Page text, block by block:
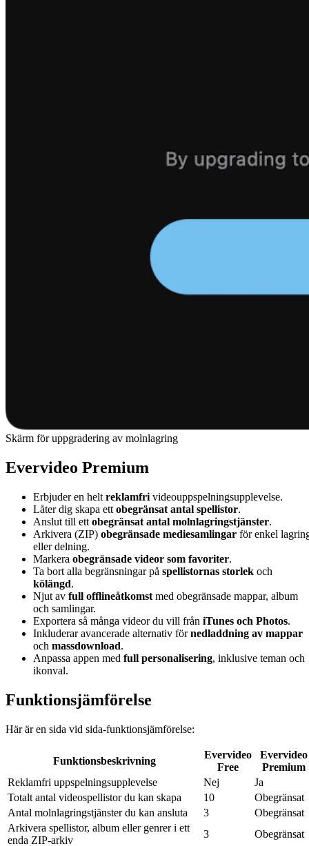
Skärm för uppgradering av molnlagring
Evervideo Premium
Erbjuder en helt reklamfri videouppspelningsupplevelse.
Låter dig skapa ett obegränsat antal spellistor.
Anslut till ett obegränsat antal molnlagringstjänster.
Arkivera (ZIP) obegränsade mediesamlingar för enkel
eller delning.
Markera obegränsade videor som favoriter.
Ta bort alla begränsningar på spellistornas storlek och
kölängd.
Njut av full offlineåtkomst med obegränsade mappar, album
och samlingar.
Exportera så många videor du vill från iTunes och Photos.
Inkluderar avancerade alternativ förnedladdning av mappar
och massdownload.
Anpassa appen med full personalisering, inklusive teman och
ikonval.
Funktionsjämförelse
Här är en sida vid sida-funktionsjämförelse:
Funktionsbeskrivning
Evervideo
Free
Evervideo
Premium
Reklamfri uppspelningsupplevelse
Nej
Ja
Totalt antal videospellistor du kan skapa
10
Obegränsat
Antal molnlagringstjänster du kan ansluta
3
Obegränsat
Arkivera spellistor, album eller genrer i ett
enda ZIP-arkiv
3 Obegränsat